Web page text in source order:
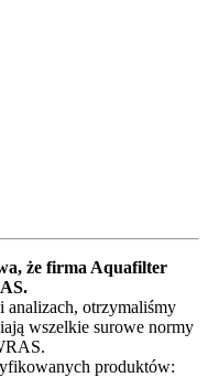
że firma Aquafilter
otrzymaliśmy
wszelkie surowe normy
produktów: